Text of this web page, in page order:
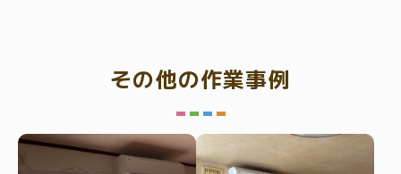
その他の作業事例